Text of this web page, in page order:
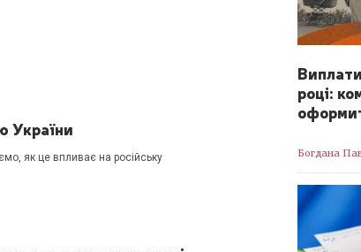
України
як це впливає на російську
році:
Богдана